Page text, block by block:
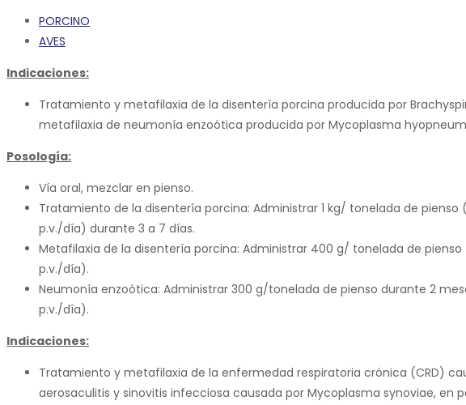
PORCINO
AVES
Indicaciones:
Tratamiento y metafilaxia de la disentería porcina producida por
metafilaxia de neumonía enzoótica producida por Mycoplasma
Posología:
Vía oral, mezclar en pienso.
Tratamiento de la disentería porcina: Administrar 1 kg/ tonelada de
p.v./día) durante 3 a 7 días.
Metafilaxia de la disentería porcina: Administrar 400 g/ tonelada de
p.v./día).
Neumonía enzoótica: Administrar 300 g/tonelada de pienso durante 2
p.v./día).
Indicaciones:
Tratamiento y metafilaxia de la enfermedad respiratoria crónica (CRD)
aerosaculitis y sinovitis infecciosa causada por Mycoplasma synoviae, en